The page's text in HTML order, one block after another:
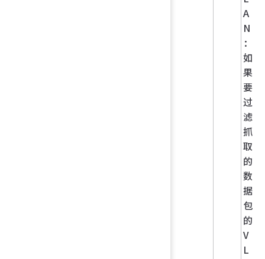
A
N
：
如
果
要
过
滤
抓
取
的
数
据
包
的
V
L